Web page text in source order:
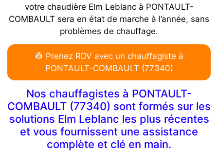
votre chaudière Elm Leblanc à PONTAULT-
COMBAULT sera en état de marche à l’année, sans
problèmes de chauffage.
👷 Prenez RDV avec un chauffagiste à
PONTAULT-COMBAULT (77340)
Nos chauffagistes à PONTAULT-
COMBAULT (77340) sont formés sur les
solutions Elm Leblanc les plus récentes
et vous fournissent une assistance
complète et clé en main.